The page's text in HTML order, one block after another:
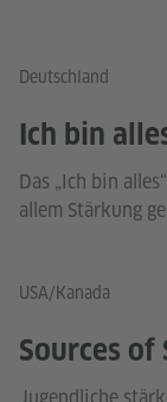
Deutschland
Ich bin
Das „Ich bin
allem Stärkung
USA/Kanada
Sources of